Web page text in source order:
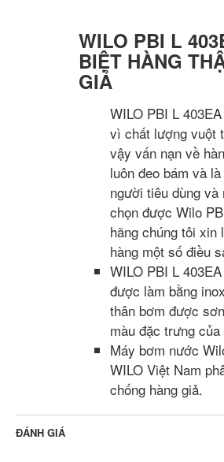
WILO PBI L
BIỆT HÀNG
GIẢ
WILO PBI L
vì chất lượng vuột
vậy vấn nạn về
luôn đeo bám và
người tiêu dùng
chọn được Wilo
hãng chúng tôi
hàng một số điều
WILO PBI L
được làm bằng
thân bơm được
màu đặc trưng
Máy bơm nước
WILO Việt Nam
chống hàng giả.
ĐÁNH GIÁ